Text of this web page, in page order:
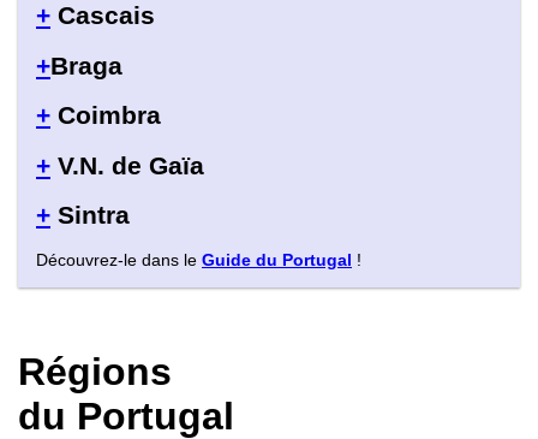
+ Cascais
+Braga
+ Coimbra
+ V.N. de Gaïa
+ Sintra
Découvrez-le dans le Guide du Portugal !
Régions
du Portugal